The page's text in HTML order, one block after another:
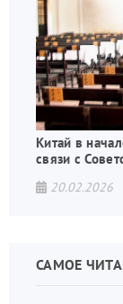
Китай в
связи с
20.02.2026
САМОЕ